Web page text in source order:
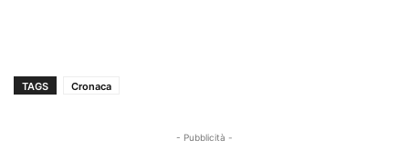
TAGS Cronaca
- Pubblicità -